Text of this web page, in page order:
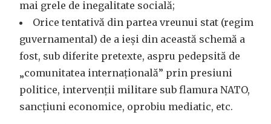
mai grele de inegalitate socială;
Orice tentativă din partea vreunui stat (regim
guvernamental) de a ieși din această schemă a
fost, sub diferite pretexte, aspru pedepsită de
„comunitatea internațională” prin presiuni
politice, intervenții militare sub flamura NATO,
sancțiuni economice, oprobiu mediatic, etc.